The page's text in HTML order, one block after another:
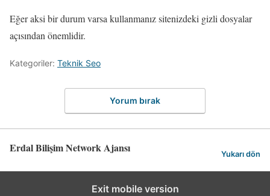
Eğer aksi bir durum varsa kullanmanız sitenizdeki gizli dosyalar
açısından önemlidir.
Kategoriler: Teknik Seo
Yorum bırak
Erdal Bilişim Network Ajansı Yukarı dön
Exit mobile version